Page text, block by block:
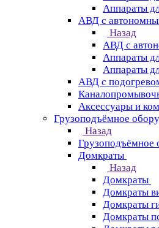
Аппараты
АВД с
Назад
АВД с
Аппараты
Аппараты
АВД с
Аксессуары и
Грузоподъёмное
Назад
Грузоподъёмное
Домкраты
Назад
Домкраты
Домкраты
Домкраты
Домкраты